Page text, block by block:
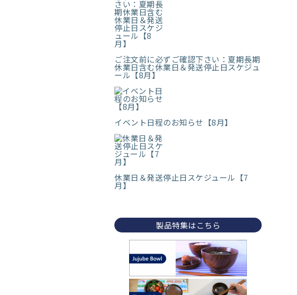
ご注文前に必ずご確認下さい：夏期長期
休業日含む休業日＆発送停止日スケジュ
ール【8月】
イベント日程のお知らせ【8月】
休業日＆発送停止日スケジュール【7
月】
製品特集はこちら